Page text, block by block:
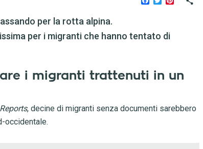
per la rotta alpina.
per i migranti che hanno tentato di
i migranti trattenuti in un
, decine di migranti senza documenti sarebbero
occidentale.